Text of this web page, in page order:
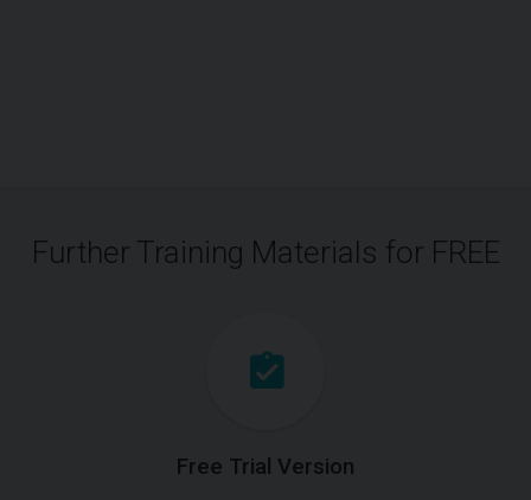
Further Training Materials for FREE
Free Trial Version